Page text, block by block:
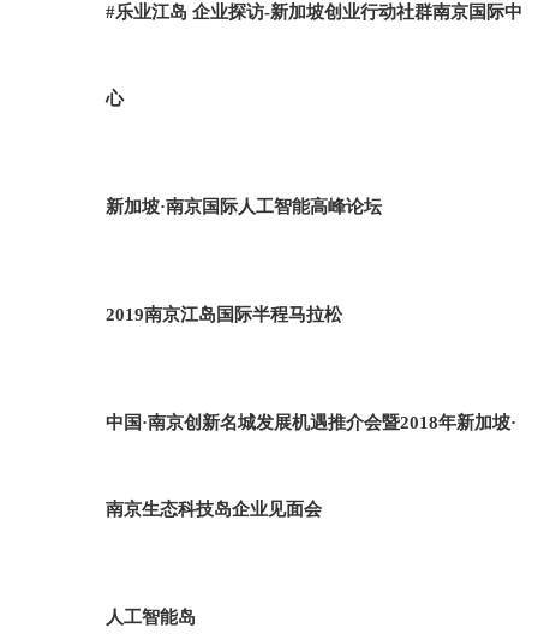
#乐业江岛 企业探访-新加坡创业行动社群南京国际中
心
新加坡·南京国际人工智能高峰论坛
2019南京江岛国际半程马拉松
中国·南京创新名城发展机遇推介会暨2018年新加坡·
南京生态科技岛企业见面会
人工智能岛